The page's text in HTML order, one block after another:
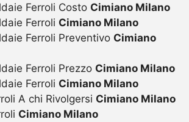
Ferroli Costo Cimiano Milano
Ferroli Cimiano Milano
Ferroli Preventivo Cimiano
Ferroli Prezzo Cimiano Milano
Ferroli Cimiano Milano
A chi Rivolgersi Cimiano Milano
Cimiano Milano